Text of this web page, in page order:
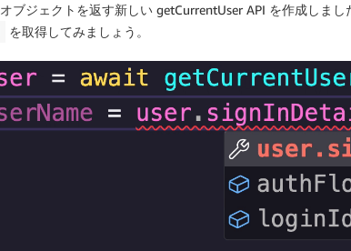
オブジェクトを返す新しい getCurrentUser API を作成しまし
を取得してみましょう。